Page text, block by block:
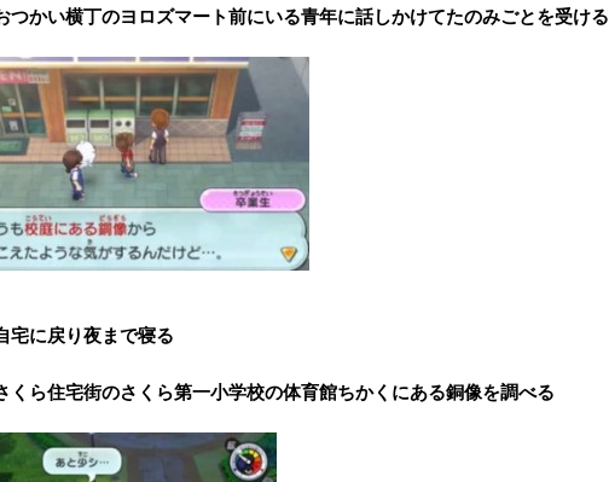
つかい横丁のヨロズマート前にいる青年に話しかけてたのみごとを受ける
宅に戻り夜まで寝る
くら住宅街のさくら第一小学校の体育館ちかくにある銅像を調べる